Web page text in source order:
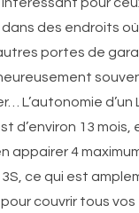
des endroits
portes de
L’autonomie d’un
d’environ 13 mois,
appairer 4
ce qui est
couvrir tous vos